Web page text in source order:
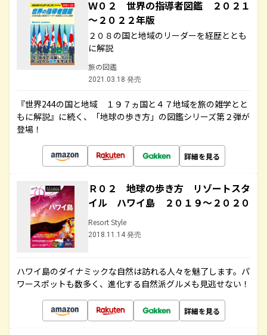
Ｗ０２ 世界の指導者図鑑 ２０２１
～２０２２年版
２０８の国と地域のリーダーを経歴ととも
に解説
旅の図鑑
2021.03.18 発売
『世界244の国と地域 １９７ヵ国と４７地域を旅の雑学とと
もに解説』に続く、「地球の歩き方」の図鑑シリーズ第２弾が
登場！
詳細を見る
Ｒ０２ 地球の歩き方 リゾートスタ
イル ハワイ島 ２０１９～２０２０
Resort Style
2018.11.14 発売
ハワイ島のダイナミックな自然は訪れる人々を魅了します。パ
ワースポットも数多く、進化する自然派グルメも見逃せない！
詳細を見る